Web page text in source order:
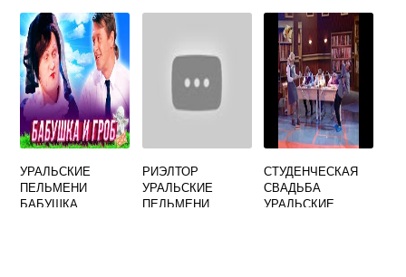
ГИРЯ ОТ УМА
УРАЛЬСКИЕ
ПЕЛЬМЕНИ
УРАЛЬСКИЕ
ПЕЛЬМЕНИ
БАБУШКА
РИЭЛТОР
УРАЛЬСКИЕ
ПЕЛЬМЕНИ
СТУДЕНЧЕСКАЯ
СВАДЬБА
УРАЛЬСКИЕ